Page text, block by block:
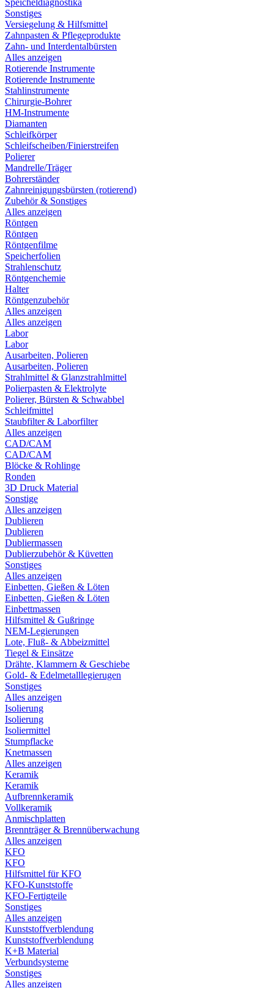
Speicheldiagnostika
Sonstiges
Versiegelung & Hilfsmittel
Zahnpasten & Pflegeprodukte
Zahn- und Interdentalbürsten
Alles anzeigen
Rotierende Instrumente
Rotierende Instrumente
Stahlinstrumente
Chirurgie-Bohrer
HM-Instrumente
Diamanten
Schleifkörper
Schleifscheiben/Finierstreifen
Polierer
Mandrelle/Träger
Bohrerständer
Zahnreinigungsbürsten (rotierend)
Zubehör & Sonstiges
Alles anzeigen
Röntgen
Röntgen
Röntgenfilme
Speicherfolien
Strahlenschutz
Röntgenchemie
Halter
Röntgenzubehör
Alles anzeigen
Alles anzeigen
Labor
Labor
Ausarbeiten, Polieren
Ausarbeiten, Polieren
Strahlmittel & Glanzstrahlmittel
Polierpasten & Elektrolyte
Polierer, Bürsten & Schwabbel
Schleifmittel
Staubfilter & Laborfilter
Alles anzeigen
CAD/CAM
CAD/CAM
Blöcke & Rohlinge
Ronden
3D Druck Material
Sonstige
Alles anzeigen
Dublieren
Dublieren
Dubliermassen
Dublierzubehör & Küvetten
Sonstiges
Alles anzeigen
Einbetten, Gießen & Löten
Einbetten, Gießen & Löten
Einbettmassen
Hilfsmittel & Gußringe
NEM-Legierungen
Lote, Fluß- & Abbeizmittel
Tiegel & Einsätze
Drähte, Klammern & Geschiebe
Gold- & Edelmetalllegierugen
Sonstiges
Alles anzeigen
Isolierung
Isolierung
Isoliermittel
Stumpflacke
Knetmassen
Alles anzeigen
Keramik
Keramik
Aufbrennkeramik
Vollkeramik
Anmischplatten
Brennträger & Brennüberwachung
Alles anzeigen
KFO
KFO
Hilfsmittel für KFO
KFO-Kunststoffe
KFO-Fertigteile
Sonstiges
Alles anzeigen
Kunststoffverblendung
Kunststoffverblendung
K+B Material
Verbundsysteme
Sonstiges
Alles anzeigen